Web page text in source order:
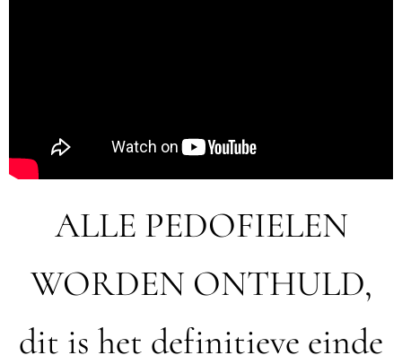
ALLE PEDOFIELEN
WORDEN ONTHULD,
dit is het definitieve einde